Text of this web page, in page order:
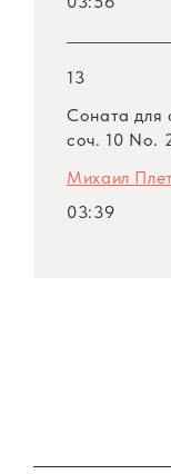
13
Соната для
соч. 10 No.
Михаил
03:39